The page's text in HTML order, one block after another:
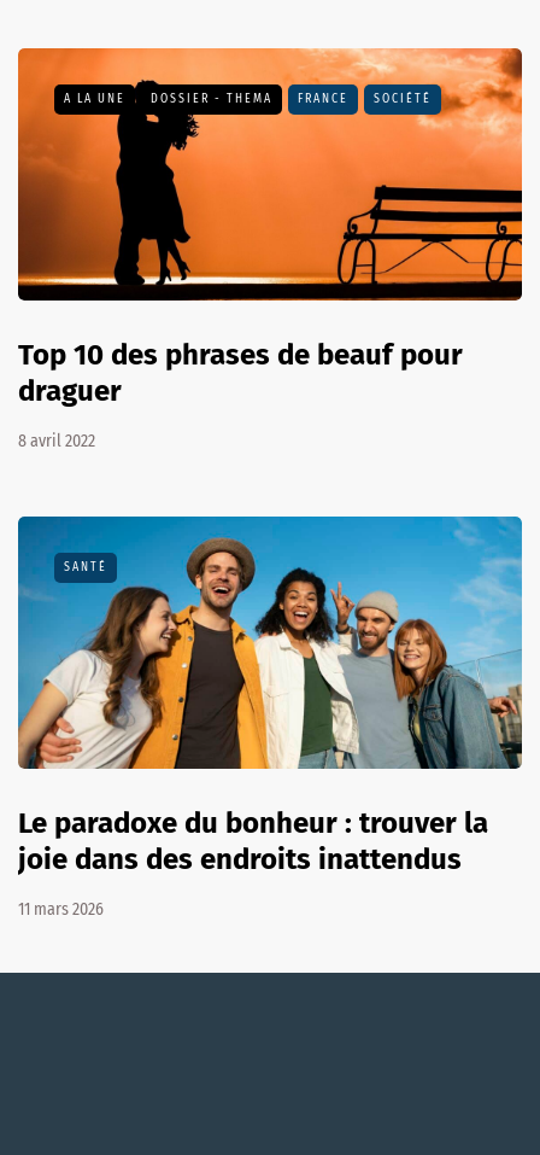
A LA UNE DOSSIER - THEMA FRANCE SOCIÉTÉ
Top 10 des phrases de beauf pour
draguer
8 avril 2022
SANTÉ
Le paradoxe du bonheur : trouver la
joie dans des endroits inattendus
11 mars 2026